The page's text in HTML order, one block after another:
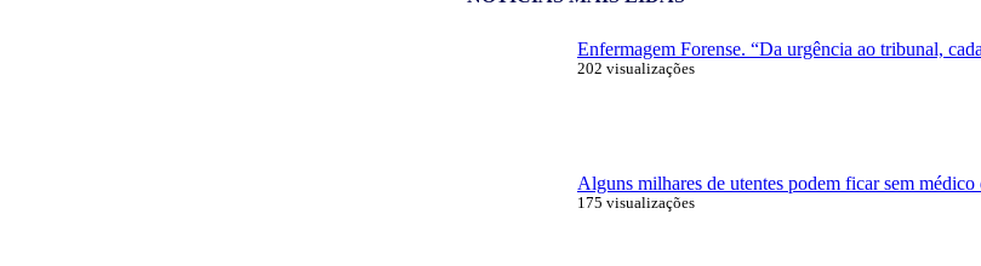
Enfermagem Forense. “Da urgência ao tribunal,
202 visualizações
Alguns milhares de utentes podem ficar sem
175 visualizações